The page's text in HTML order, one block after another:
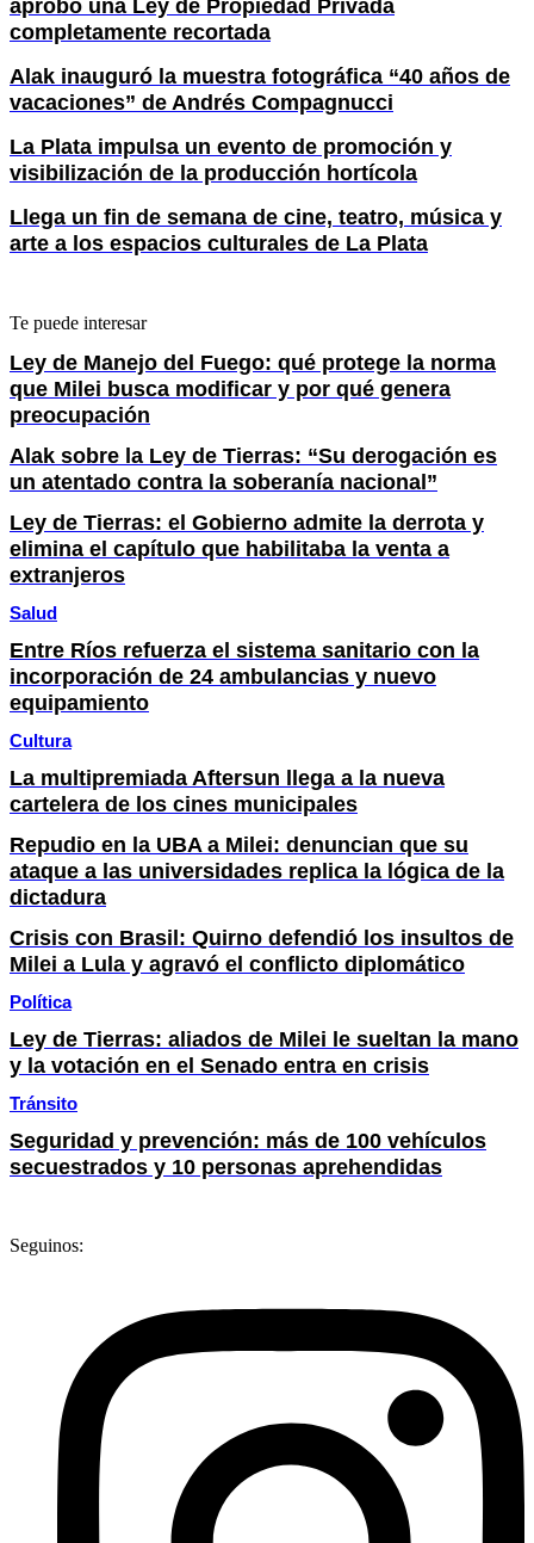
aprobó una Ley de Propiedad Privada
completamente recortada
Alak inauguró la muestra fotográfica “40 años de
vacaciones” de Andrés Compagnucci
La Plata impulsa un evento de promoción y
visibilización de la producción hortícola
Llega un fin de semana de cine, teatro, música y
arte a los espacios culturales de La Plata
Te puede interesar
Ley de Manejo del Fuego: qué protege la norma
que Milei busca modificar y por qué genera
preocupación
Alak sobre la Ley de Tierras: “Su derogación es
un atentado contra la soberanía nacional”
Ley de Tierras: el Gobierno admite la derrota y
elimina el capítulo que habilitaba la venta a
extranjeros
Salud
Entre Ríos refuerza el sistema sanitario con la
incorporación de 24 ambulancias y nuevo
equipamiento
Cultura
La multipremiada Aftersun llega a la nueva
cartelera de los cines municipales
Repudio en la UBA a Milei: denuncian que su
ataque a las universidades replica la lógica de la
dictadura
Crisis con Brasil: Quirno defendió los insultos de
Milei a Lula y agravó el conflicto diplomático
Política
Ley de Tierras: aliados de Milei le sueltan la mano
y la votación en el Senado entra en crisis
Tránsito
Seguridad y prevención: más de 100 vehículos
secuestrados y 10 personas aprehendidas
Seguinos: